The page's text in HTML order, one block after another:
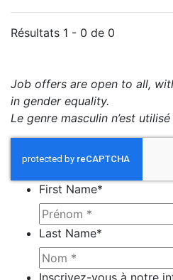
Résultats 1 - 0 de 0
Job offers are open to all,
in gender equality.
Le genre masculin n’est
First Name*
Last Name*
Inscrivez-vous à notre